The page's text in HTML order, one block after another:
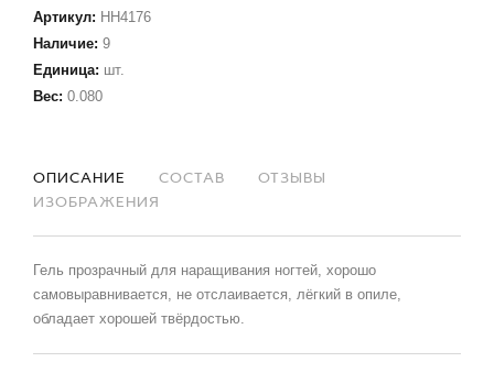
Артикул: НН4176
Наличие: 9
Единица: шт.
Вес: 0.080
ОПИСАНИЕ СОСТАВ
ОТЗЫВЫ
ИЗОБРАЖЕНИЯ
Гель прозрачный для наращивания ногтей, хорошо
самовыравнивается, не отслаивается, лёгкий в опиле,
обладает хорошей твёрдостью.